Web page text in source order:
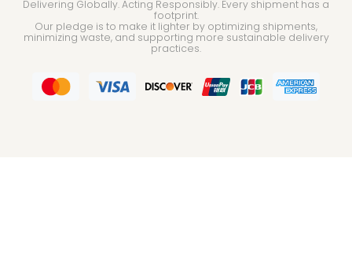
Delivering Globally. Acting Responsibly. Every shipment has a
footprint.
Our pledge is to make it lighter by optimizing shipments,
minimizing waste, and supporting more sustainable delivery
practices.